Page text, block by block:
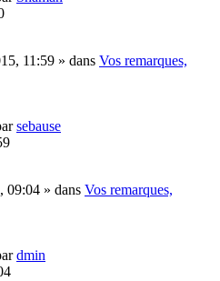
11:59 » dans Vos remarques,
sebause
09:04 » dans Vos remarques,
dmin